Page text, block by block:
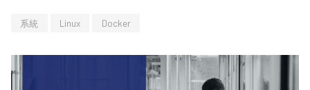
系統 Linux Docker